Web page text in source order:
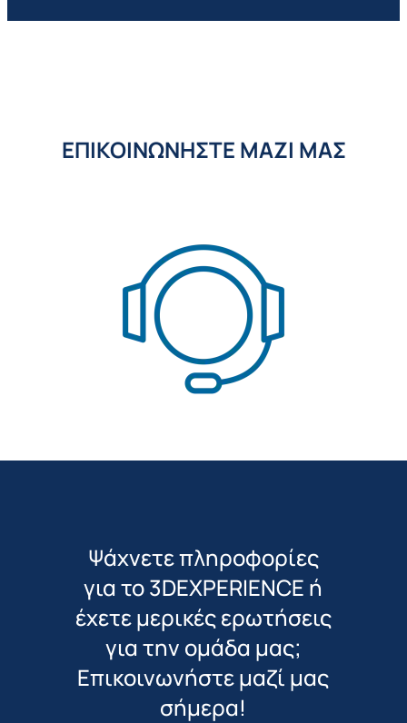
ΕΠΙΚΟΙΝΩΝΗΣΤΕ ΜΑΖΙ ΜΑΣ
Ψάχνετε πληροφορίες
για το 3DEXPERIENCE ή
έχετε μερικές ερωτήσεις
για την ομάδα μας;
Επικοινωνήστε μαζί μας
σήμερα!